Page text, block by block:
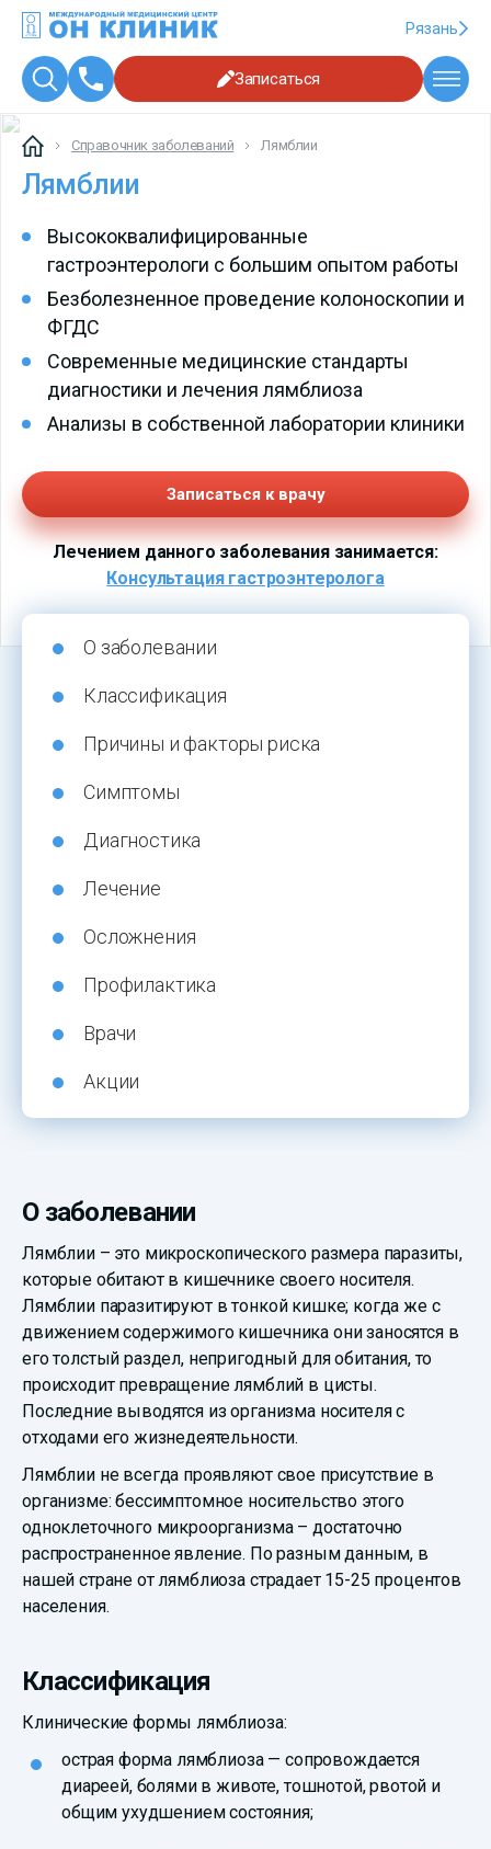
Рязань
Записаться
Справочник заболеваний Лямблии
Лямблии
Высококвалифицированные
гастроэнтерологи с большим опытом работы
Безболезненное проведение колоноскопии и
ФГДС
Современные медицинские стандарты
диагностики и лечения лямблиоза
Анализы в собственной лаборатории клиники
Записаться к врачу
Лечением данного заболевания занимается:
Консультация гастроэнтеролога
О заболевании
Классификация
Причины и факторы риска
Симптомы
Диагностика
Лечение
Осложнения
Профилактика
Врачи
Акции
О заболевании
Лямблии – это микроскопического размера паразиты,
которые обитают в кишечнике своего носителя.
Лямблии паразитируют в тонкой кишке; когда же с
движением содержимого кишечника они заносятся в
его толстый раздел, непригодный для обитания, то
происходит превращение лямблий в цисты.
Последние выводятся из организма носителя с
отходами его жизнедеятельности.
Лямблии не всегда проявляют свое присутствие в
организме: бессимптомное носительство этого
одноклеточного микроорганизма – достаточно
распространенное явление. По разным данным, в
нашей стране от лямблиоза страдает 15-25 процентов
населения.
Классификация
Клинические формы лямблиоза:
острая форма лямблиоза — сопровождается
диареей, болями в животе, тошнотой, рвотой и
общим ухудшением состояния;